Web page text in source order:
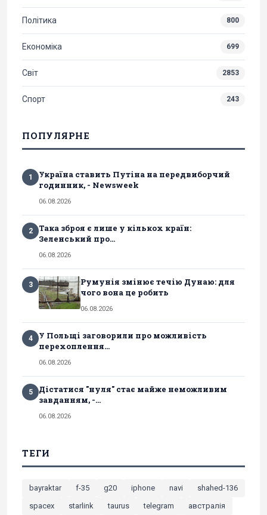
Політика 800
Економіка 699
Світ 2853
Спорт 243
ПОПУЛЯРНЕ
1
Україна ставить Путіна на передвиборчий
годинник, - Newsweek
06.08.2026
2
Така зброя є лише у кількох країн:
Зеленський про...
06.08.2026
3
Румунія змінює течію Дунаю: для
чого вона це робить
06.08.2026
4
У Польщі заговорили про можливість
перехоплення...
06.08.2026
5
Дістатися "нуля" стає майже неможливим
завданням, -...
06.08.2026
ТЕГИ
bayraktar f-35 g20 iphone navi
shahed-136
spacex
starlink taurus telegram
австралія